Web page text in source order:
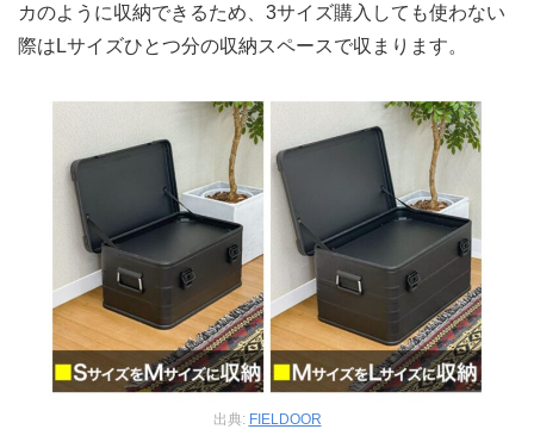
カのように収納できるため、3サイズ購入しても使わない
際はLサイズひとつ分の収納スペースで収まります。
出典: FIELDOOR